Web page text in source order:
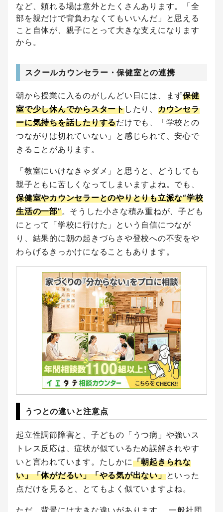
など、頼れる場は意外とたくさんあります。「全
部を親だけで背負わなくてもいいんだ」と思える
こと自体が、親子にとって大きな支えになります
から。
スクールカウンセラー・保健室との連携
朝から授業に入るのがしんどい日には、まず保健
室で少し休んでからスタートしたり、 カウンセラ
ーに気持ちを話したりするだけでも、「学校との
つながりは切れていない」と感じられて、安心で
きることがあります。
「教室にいけなきゃダメ」と思うと、どうしても
親子ともに苦しくなってしまいますよね。でも、
保健室やカウンセラーとのやりとりも立派な“学校
生活の一部”。そうした小さな積み重ねが、子ども
にとって「学校に行けた」という自信につなが
り、結果的に朝の起きづらさや登校への不安をや
わらげるきっかけになることもあります。
うつとの違いと注意点
起立性調節障害と、子どもの「うつ病」や強いス
トレス反応は、症状が似ているため誤解されやす
いと言われています。たしかに「朝起きられな
い」「体がだるい」「やる気が出ない」といった
点だけを見ると、とてもよく似ていますよね。
ただ、背景には大きな違いがあります。 一般社団